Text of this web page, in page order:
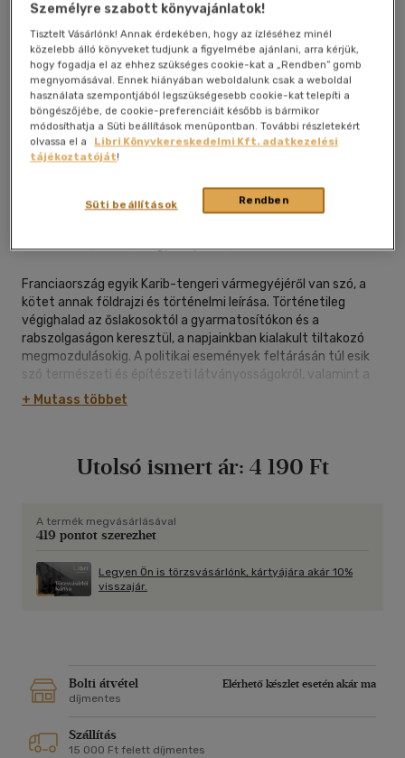
Franciaország egyik Karib-tengeri vármegyéjéről van szó, a
kötet annak földrajzi és történelmi leírása. Történetileg
végighalad az őslakosoktól a gyarmatosítókon és a
rabszolgaságon keresztül, a napjainkban kialakult tiltakozó
megmozdulásokig. A politikai események feltárásán túl esik
szó természeti és építészeti látványosságokról, valamint a
gazdaságilag is jelentős trópusi növényekről, az állatvilág itt
fellelhető egyedeit sem feledve. Ezt az írást - mely a helybéli
nyughatatlan világjárók, vagy éppen megszokott
+ Mutass többet
Utolsó ismert ár: 4 190 Ft
A termék megvásárlásával
419 pontot szerezhet
Legyen Ön is törzsvásárlónk, kártyájára akár 10%
visszajár.
Bolti átvétel
Elérhető készlet esetén akár ma
díjmentes
Szállítás
15 000 Ft felett díjmentes
Személyre szabott könyvajánlatok!
Tisztelt Vásárlónk! Annak érdekében, hogy az ízléséhez minél
közelebb álló könyveket tudjunk a figyelmébe ajánlani, arra kérjük,
hogy fogadja el az ehhez szükséges cookie-kat a „Rendben” gomb
megnyomásával. Ennek hiányában weboldalunk csak a weboldal
használata szempontjából legszükségesebb cookie-kat telepíti a
böngészőjébe, de cookie-preferenciáit később is bármikor
módosíthatja a Süti beállítások menüpontban. További részletekért
olvassa el a
Libri Könyvkereskedelmi Kft. adatkezelési
tájékoztatóját!
Rendben
Süti beállítások